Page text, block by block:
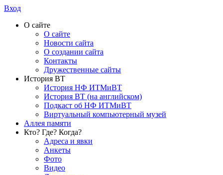
Вход
О сайте
О сайте
Новости сайта
О создании сайта
Контакты
Дружественные сайты
История ВТ
История НФ ИТМиВТ
История ВТ (на английском)
Подкаст об НФ ИТМиВТ
Виртуальный компьютерный музей
Аллея памяти
Кто? Где? Когда?
Адреса и явки
Анкеты
Фото
Видео